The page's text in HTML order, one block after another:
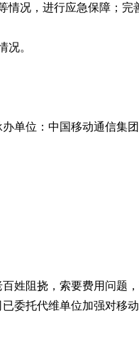
情况，进行应急保障；完
况。
中国移动通信集团辽
姓阻挠，索要费用问题，
委托代维单位加强对移